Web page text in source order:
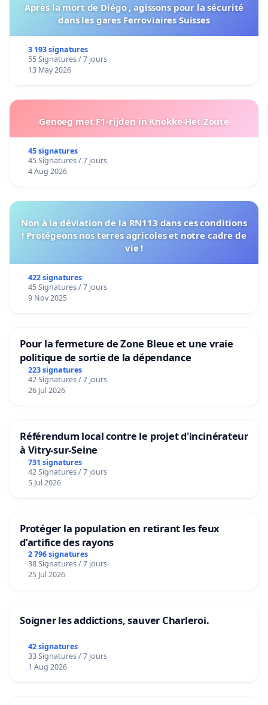
Après la mort de Diégo , agissons pour la sécurité
dans les gares Ferroviaires Suisses
3 193 signatures
55 Signatures / 7 jours
13 May 2026
Genoeg met F1-rijden in Knokke-Het Zoute
45 signatures
45 Signatures / 7 jours
4 Aug 2026
Non à la déviation de la RN113 dans ces conditions
! Protégeons nos terres agricoles et notre cadre de
vie !
422 signatures
45 Signatures / 7 jours
9 Nov 2025
Pour la fermeture de Zone Bleue et une vraie
politique de sortie de la dépendance
223 signatures
42 Signatures / 7 jours
26 Jul 2026
Référendum local contre le projet d'incinérateur
à Vitry-sur-Seine
731 signatures
42 Signatures / 7 jours
5 Jul 2026
Protéger la population en retirant les feux
d’artifice des rayons
2 796 signatures
38 Signatures / 7 jours
25 Jul 2026
Soigner les addictions, sauver Charleroi.
42 signatures
33 Signatures / 7 jours
1 Aug 2026